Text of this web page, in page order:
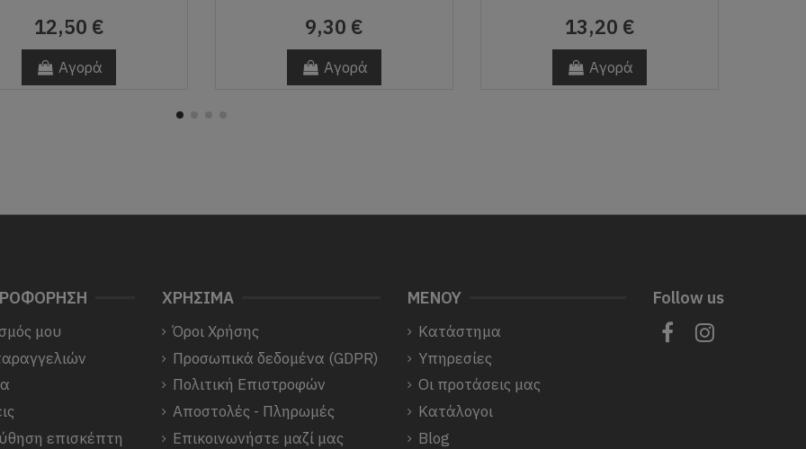
12,50 €
Αγορά
9,30 €
Αγορά
13,20 €
Αγορά
μου
επισκέπτη
ΧΡΗΣΙΜΑ
Όροι Χρήσης
Προσωπικά δεδομένα (GDPR)
Πολιτική Επιστροφών
Αποστολές - Πληρωμές
Επικοινωνήστε μαζί μας
ΜΕΝΟΥ
Κατάστημα
Υπηρεσίες
Οι προτάσεις μας
Κατάλογοι
Blog
Follow us